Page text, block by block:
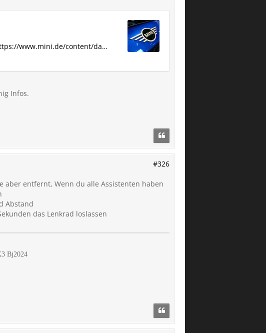
www.mini.de/content/da…
Infos.
#326
aber entfernt, Wenn du alle Assistenten haben
Abstand
das Lenkrad loslassen
Bj2024